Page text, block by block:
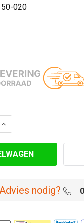
020
VAN MAT
VERHOOG AANTAL
Advies nodig?